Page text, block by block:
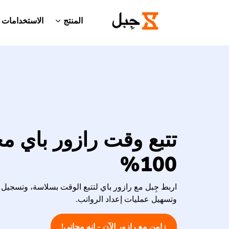
المنتج الاستخدامات
تتبع وقت رازور باي
100%
اربط جِبل مع رازور باي لتتبع الوقت بسلاسة،
وتسهيل عمليات إعداد الرواتب.